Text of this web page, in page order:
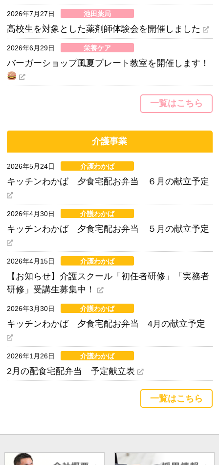
2026年7月27日 池田薬局
高校生を対象とした薬剤師体験会を開催しました
2026年6月29日 栄養ケア
バーガーショップ風夏プレート教室を開催します！
一覧はこちら
介護事業
2026年5月24日 介護わかば
キッチンわかば 夕食宅配お弁当 ６月の献立予定
2026年4月30日 介護わかば
キッチンわかば 夕食宅配お弁当 ５月の献立予定
2026年4月15日 介護わかば
【お知らせ】介護スクール「初任者研修」「実務者
研修」受講生募集中！
2026年3月30日 介護わかば
キッチンわかば 夕食宅配お弁当 4月の献立予定
2026年1月26日 介護わかば
2月の配食宅配弁当 予定献立表
一覧はこちら